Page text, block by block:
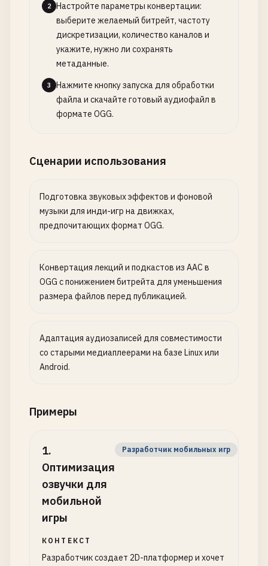
2
Настройте параметры конвертации:
выберите желаемый битрейт, частоту
дискретизации, количество каналов и
укажите, нужно ли сохранять
метаданные.
3
Нажмите кнопку запуска для обработки
файла и скачайте готовый аудиофайл в
формате OGG.
Сценарии использования
Подготовка звуковых эффектов и фоновой
музыки для инди-игр на движках,
предпочитающих формат OGG.
Конвертация лекций и подкастов из AAC в
OGG с понижением битрейта для уменьшения
размера файлов перед публикацией.
Адаптация аудиозаписей для совместимости
со старыми медиаплеерами на базе Linux или
Android.
Примеры
1.
Оптимизация
озвучки для
мобильной
игры
Разработчик мобильных игр
КОНТЕКСТ
Разработчик создает 2D-платформер и хочет